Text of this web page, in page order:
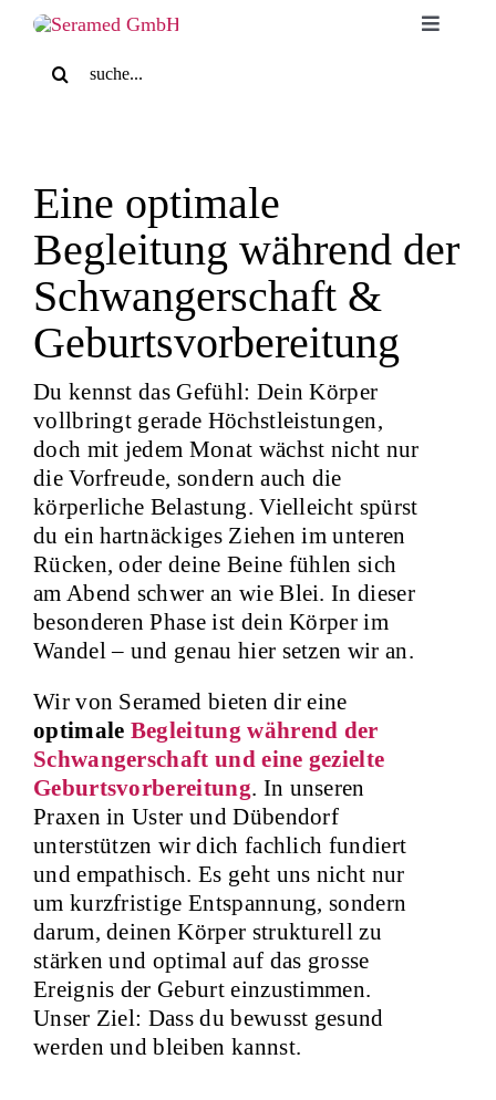
content
Toggle
Für Zuweiser
Medizinische Massage
Praxis
Blog
Kontakt
Termin buchen
for:
Eine optimale
Begleitung während der
Schwangerschaft &
Geburtsvorbereitung
Du kennst das Gefühl: Dein Körper
vollbringt gerade Höchstleistungen,
doch mit jedem Monat wächst nicht nur
die Vorfreude, sondern auch die
körperliche Belastung. Vielleicht spürst
du ein hartnäckiges Ziehen im unteren
Rücken, oder deine Beine fühlen sich
am Abend schwer an wie Blei. In dieser
besonderen Phase ist dein Körper im
Wandel – und genau hier setzen wir an.
Wir von Seramed bieten dir eine
optimale Begleitung während der
Schwangerschaft und eine gezielte
Geburtsvorbereitung. In unseren
Praxen in Uster und Dübendorf
unterstützen wir dich fachlich fundiert
und empathisch. Es geht uns nicht nur
um kurzfristige Entspannung, sondern
darum, deinen Körper strukturell zu
stärken und optimal auf das grosse
Ereignis der Geburt einzustimmen.
Unser Ziel: Dass du bewusst gesund
werden und bleiben kannst.